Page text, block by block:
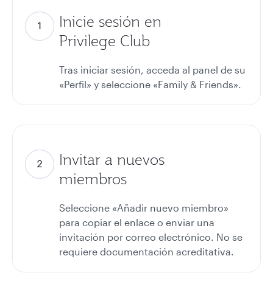
Inicie sesión en
Privilege Club
Tras iniciar sesión, acceda al panel de su
«Perfil» y seleccione «Family & Friends».
Invitar a nuevos
miembros
Seleccione «Añadir nuevo miembro»
para copiar el enlace o enviar una
invitación por correo electrónico. No se
requiere documentación acreditativa.